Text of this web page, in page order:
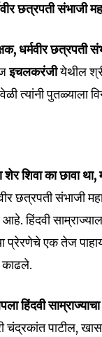
of
be
address on
is safe with
छत्रपती संभाजी
धर्मवीर छत्रपती
इचलकरंजीयेथील
त्यांनी पुतळ्याला
शेर शिवा का छावा
छत्रपती संभाजी
हिंदवी
प्रेरणेचे एक तेज
काढले.
हिंदवी
चंद्रकांत पाटील,